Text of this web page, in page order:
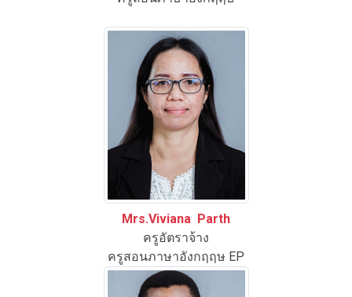
Mrs.Viviana Parth
ครูอัตราจ้าง
ครูสอนภาษาอังกฤฤษ EP